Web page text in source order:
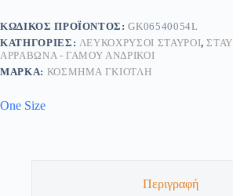
ΚΩΔΙΚΌΣ ΠΡΟΪΌΝΤΟΣ:GK06540054L
ΚΑΤΗΓΟΡΊΕΣ: ΛΕΥΚΌΧΡΥΣΟΙ ΣΤΑΥΡΟΊ,
ΑΡΡΑΒΏΝΑ - ΓΆΜΟΥ ΑΝΔΡΙΚΟΊ
ΜΆΡΚΑ: ΚΟΣΜΗΜΑ ΓΚΙΟΤΛΗ
One Size
Περιγραφή